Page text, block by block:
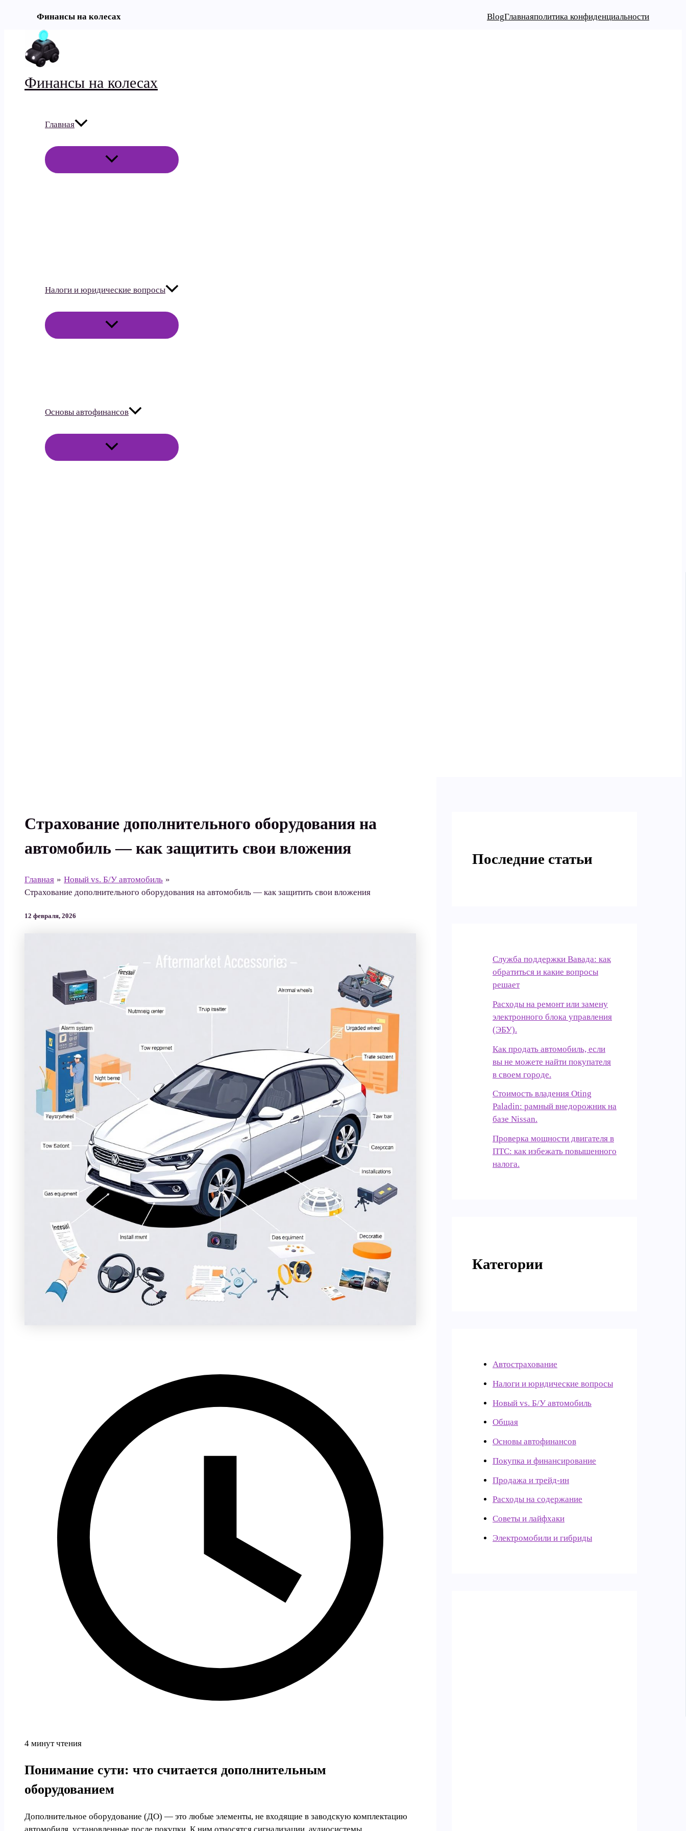
Финансы на колесах BlogГлавнаяполитика конфиденциальности
содержимому
Финансы на колесах
Главная
ПЕРЕКЛЮЧАТЕЛЬ
Налоги и юридические вопросы
ПЕРЕКЛЮЧАТЕЛЬ
Основы автофинансов
ПЕРЕКЛЮЧАТЕЛЬ
Страхование дополнительного оборудования на
автомобиль — как защитить свои вложения
Главная
Новый vs. Б/У автомобиль
Страхование дополнительного оборудования на автомобиль — как защитить свои вложения
12 февраля, 2026
4 минут чтения
Понимание сути: что считается дополнительным
оборудованием
Дополнительное оборудование (ДО) — это любые элементы, не входящие в заводскую комплектацию
Последние статьи
Служба поддержки Вавада: как
обратиться и какие вопросы
решает
Расходы на ремонт или замену
электронного блока управления
(ЭБУ).
Как продать автомобиль, если
вы не можете найти покупателя
в своем городе.
Стоимость владения Oting
Paladin: рамный внедорожник на
базе Nissan.
Проверка мощности двигателя в
ПТС: как избежать повышенного
налога.
Категории
Автострахование
Налоги и юридические вопросы
Новый vs. Б/У автомобиль
Общая
Основы автофинансов
Покупка и финансирование
Продажа и трейд-ин
Расходы на содержание
Советы и лайфхаки
Электромобили и гибриды